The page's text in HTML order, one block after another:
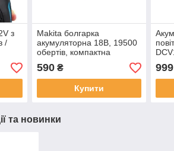
з
/
В з
Makita болгарка
акумуляторна 18В, 19500
обертів, компактна
590₴
Купити
999
та новинки